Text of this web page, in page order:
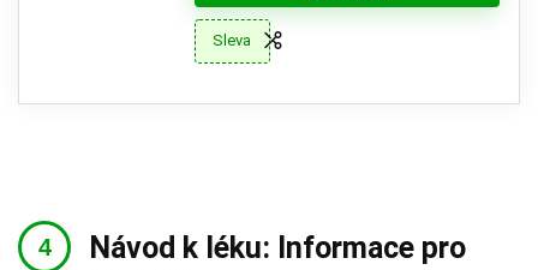
Sleva
Návod k léku: Informace pro